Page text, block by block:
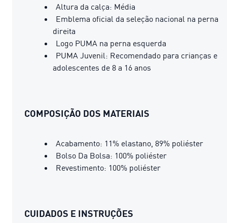
Altura da calça: Média
Emblema oficial da seleção nacional na perna
direita
Logo PUMA na perna esquerda
PUMA Juvenil: Recomendado para crianças e
adolescentes de 8 a 16 anos
COMPOSIÇÃO DOS MATERIAIS
Acabamento: 11% elastano, 89% poliéster
Bolso Da Bolsa: 100% poliéster
Revestimento: 100% poliéster
CUIDADOS E INSTRUÇÕES